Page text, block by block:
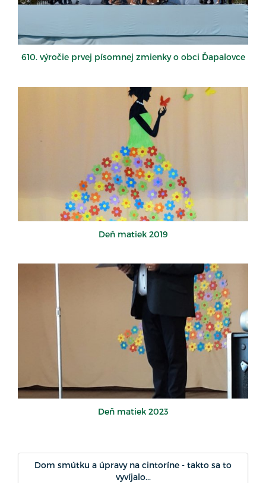
610. výročie prvej písomnej zmienky o obci Ďapalovce
Deň matiek 2019
Deň matiek 2023
Dom smútku a úpravy na cintoríne - takto sa to
vyvíjalo...